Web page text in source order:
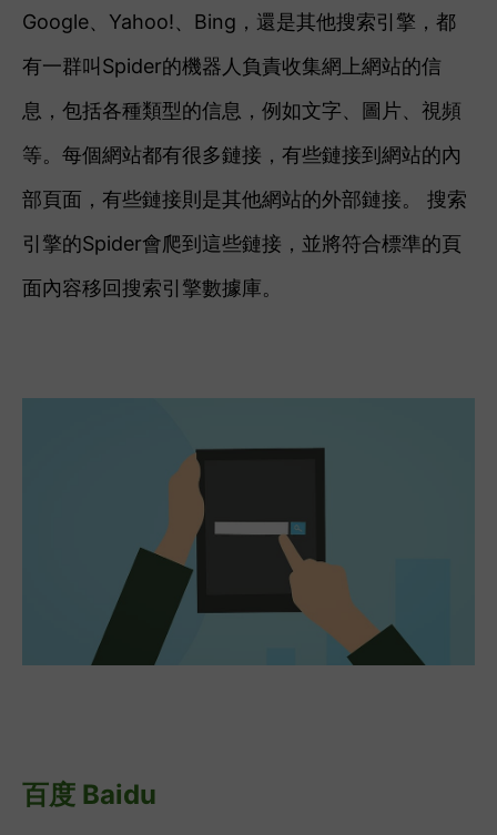
Google、Yahoo!、Bing，還是其他搜索引擎，都
有一群叫Spider的機器人負責收集網上網站的信
息，包括各種類型的信息，例如文字、圖片、視頻
等。每個網站都有很多鏈接，有些鏈接到網站的內
部頁面，有些鏈接則是其他網站的外部鏈接。 搜索
引擎的Spider會爬到這些鏈接，並將符合標準的頁
面內容移回搜索引擎數據庫。
百度 Baidu